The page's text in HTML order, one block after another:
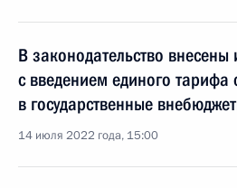
В законодательство
с введением единого тарифа
в государственные
14 июля 2022 года, 15:00